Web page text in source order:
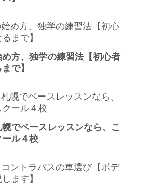
方、独学の練習法【初心者
で】
幌でベースレッスンなら、こ
ル４校